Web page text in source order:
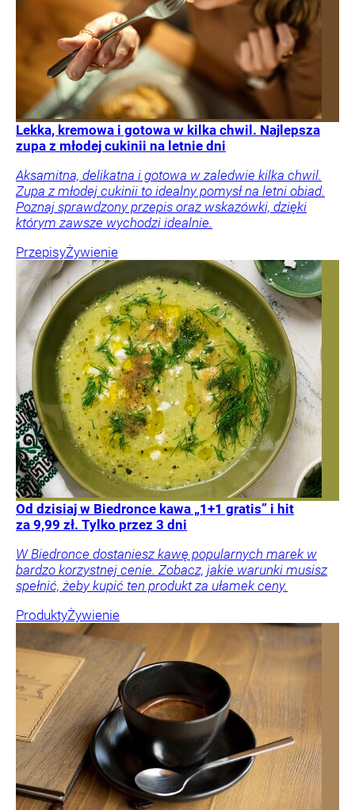
Lekka, kremowa i gotowa w kilka chwil. Najlepsza
zupa z młodej cukinii na letnie dni
Aksamitna, delikatna i gotowa w zaledwie kilka chwil.
Zupa z młodej cukinii to idealny pomysł na letni obiad.
Poznaj sprawdzony przepis oraz wskazówki, dzięki
którym zawsze wychodzi idealnie.
PrzepisyŻywienie
Od dzisiaj w Biedronce kawa „1+1 gratis” i hit
za 9,99 zł. Tylko przez 3 dni
W Biedronce dostaniesz kawę popularnych marek w
bardzo korzystnej cenie. Zobacz, jakie warunki musisz
spełnić, żeby kupić ten produkt za ułamek ceny.
ProduktyŻywienie